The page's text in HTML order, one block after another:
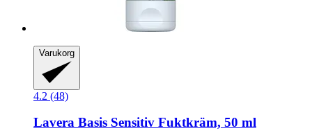
Varukorg
4.2 (48)
Lavera Basis Sensitiv Fuktkräm, 50 ml